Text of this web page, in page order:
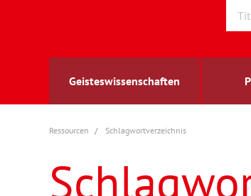
Geisteswissenschaften
Archäologie
Berufs- und Wirtschaftspädagogik
Arbeitsmarktforschung
Außenwirtschaft
berufsbildung
Ressourcen Schlagwortverzeichnis